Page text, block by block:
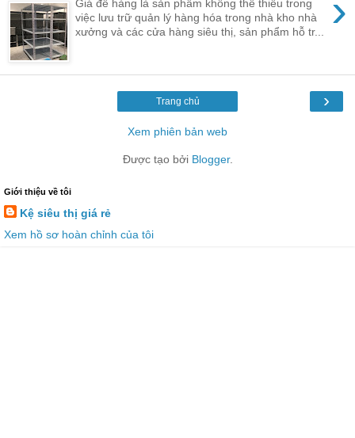
Giá để hàng là sản phẩm không thể thiếu trong
việc lưu trữ quản lý hàng hóa trong nhà kho nhà
xưởng và các cửa hàng siêu thị, sản phẩm hỗ tr...
›
Trang chủ
Xem phiên bản web
Được tạo bởi Blogger.
Giới thiệu về tôi
Kệ siêu thị giá rẻ
Xem hồ sơ hoàn chỉnh của tôi